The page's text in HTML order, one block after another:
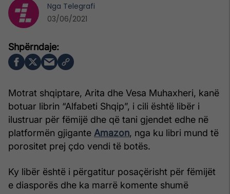
Motrat shqiptare, Arita dhe Vesa Muhaxheri, kanë
botuar librin “Alfabeti Shqip”, i cili është libër i
ilustruar për fëmijë dhe që tani gjendet edhe në
platformën gjigante Amazon, nga ku libri mund të
porositet prej çdo vendi të botës.
Ky libër është i përgatitur posaçërisht për fëmijët
e diasporës dhe ka marrë komente shumë
Nga Telegrafi
03/06/2021